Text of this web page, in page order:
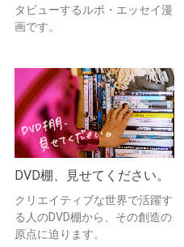
タビューするルポ・エッセイ漫
画です。
DVD棚、見せてください。
クリエイティブな世界で活躍す
る人のDVD棚から、その創造の
原点に迫ります。